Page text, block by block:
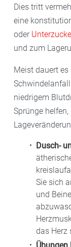
Dies tritt
eine
oder
und zum
Meist dauert es
niedrigem
Sprünge
Dusch-
Sie sich
und
das Herz